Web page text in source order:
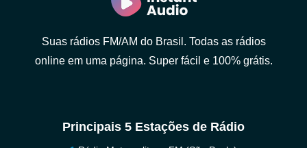
Suas rádios FM/AM do Brasil. Todas as rádios
online em uma página. Super fácil e 100% grátis.
Principais 5 Estações de Rádio